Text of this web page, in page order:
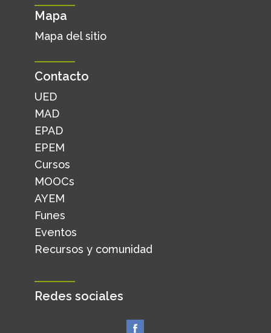
Mapa
Mapa del sitio
Contacto
UED
MAD
EPAD
EPEM
Cursos
MOOCs
AYEM
Funes
Eventos
Recursos y comunidad
Redes sociales